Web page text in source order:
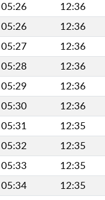
05:26 12:36
05:26 12:36
05:27 12:36
05:28 12:36
05:29 12:36
05:30 12:36
05:31 12:35
05:32 12:35
05:33 12:35
05:34 12:35